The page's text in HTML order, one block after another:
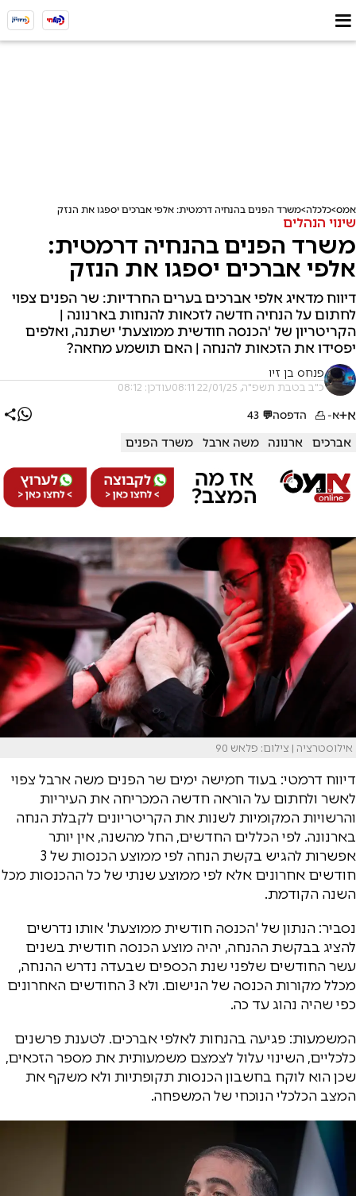
אמס כלכלה משרד הפנים בהנחיה דרמטית: אלפי אברכים יספגו את הנזק
שינוי הנהלים
משרד הפנים בהנחיה דרמטית:
אלפי אברכים יספגו את הנזק
דיווח מדאיג אלפי אברכים בערים החרדיות: שר הפנים צפוי
לחתום על הנחיה חדשה לזכאות להנחות בארנונה |
הקריטריון של 'הכנסה חודשית ממוצעת' ישתנה, ואלפים
יפסידו את הזכאות להנחה | האם תושמע מחאה?
פנחס בן זיו
כ"ב בטבת תשפ"ה, 22/01/25 08:11 עודכן: 08:12
א+א- הדפסה💬
43
אברכים ארנונה משה ארבל משרד הפנים
אילוסטרציה | צילום: פלאש 90
דיווח דרמטי: בעוד חמישה ימים שר הפנים משה ארבל צפוי
לאשר ולחתום על הוראה חדשה המכריחה את העיריות
והרשויות המקומיות לשנות את הקריטריונים לקבלת הנחה
בארנונה. לפי הכללים החדשים, החל מהשנה, אין יותר
אפשרות להגיש בקשת הנחה לפי ממוצע הכנסות של 3
חודשים אחרונים אלא לפי ממוצע שנתי של כל ההכנסות מכל
השנה הקודמת.
נסביר: הנתון של 'הכנסה חודשית ממוצעת' אותו נדרשים
להציג בבקשת ההנחה, יהיה מוצע הכנסה חודשית בשנים
עשר החודשים שלפני שנת הכספים שבעדה נדרש ההנחה,
מכלל מקורות הכנסה של הנישום. ולא 3 החודשים האחרונים
כפי שהיה נהוג עד כה.
המשמעות: פגיעה בהנחות לאלפי אברכים. לטענת פרשנים
כלכליים, השינוי עלול לצמצם משמעותית את מספר הזכאים,
שכן הוא לוקח בחשבון הכנסות תקופתיות ולא משקף את
המצב הכלכלי הנוכחי של המשפחה.